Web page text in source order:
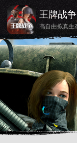
王牌战
高自由拟真生